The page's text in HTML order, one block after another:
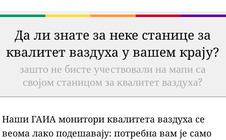
Да ли знате за неке станице за
квалитет ваздуха у вашем крају?
зашто не бисте учествовали на мапи са
својом станицом за квалитет ваздуха?
Наши ГАИА монитори квалитета ваздуха се
веома лако подешавају: потребна вам је само